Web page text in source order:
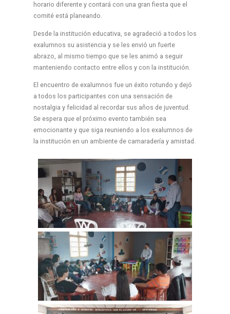
horario diferente y contará con una gran fiesta que el
comité está planeando.
Desde la institución educativa, se agradeció a todos los
exalumnos su asistencia y se les envió un fuerte
abrazo, al mismo tiempo que se les animó a seguir
manteniendo contacto entre ellos y con la institución.
El encuentro de exalumnos fue un éxito rotundo y dejó
a todos los participantes con una sensación de
nostalgia y felicidad al recordar sus años de juventud.
Se espera que el próximo evento también sea
emocionante y que siga reuniendo a los exalumnos de
la institución en un ambiente de camaradería y amistad.